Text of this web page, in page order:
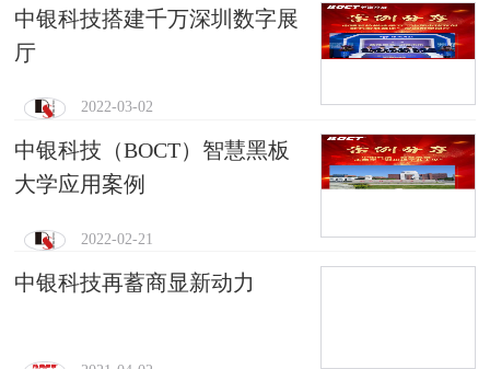
中银科技搭建千万深圳数字展
厅
2022-03-02
中银科技（BOCT）智慧黑板
大学应用案例
2022-02-21
中银科技再蓄商显新动力